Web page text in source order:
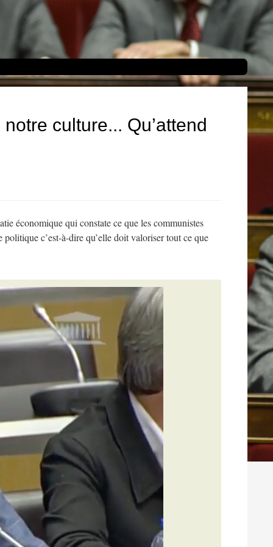
culture... Qu’attend
économique qui constate ce que les communistes
c’est-à-dire qu’elle doit valoriser tout ce que